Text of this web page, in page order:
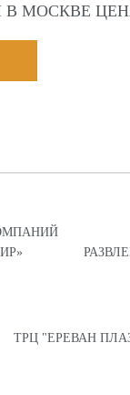
МОСКВЕ
ТРЦ "ЕРЕВАН